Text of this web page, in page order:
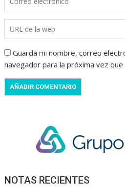
Guarda mi nombre, correo
navegador para la próxima vez que
NOTAS RECIENTES